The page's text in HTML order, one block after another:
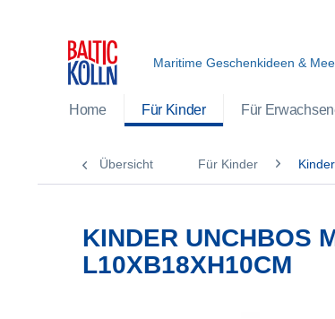
Maritime Geschenkideen &
Home Für Kinder Für
Übersicht Für Kinder
KINDER UNCHBOS
L10XB18XH10CM